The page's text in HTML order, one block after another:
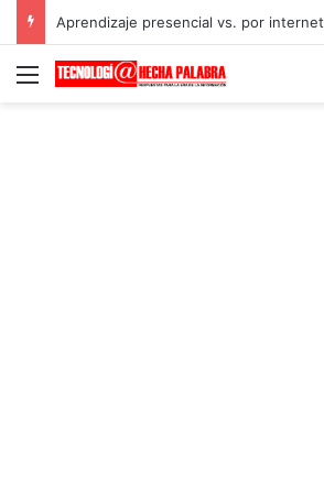
Aprendizaje presencial vs. por internet
Menú